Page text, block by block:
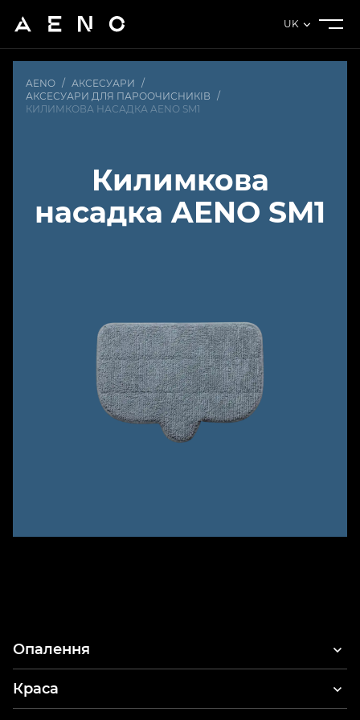
UK
AENO / АКСЕСУАРИ /
АКСЕСУАРИ ДЛЯ ПАРООЧИСНИКІВ /
КИЛИМКОВА НАСАДКА AENO SM1
Килимкова
насадка AENO SM1
Опалення
Краса